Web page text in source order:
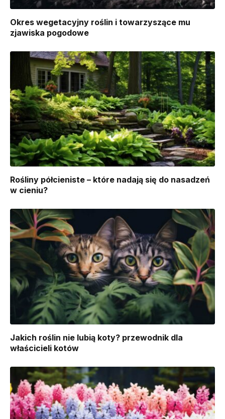
Okres wegetacyjny roślin i towarzyszące mu
zjawiska pogodowe
Rośliny półcieniste – które nadają się do nasadzeń
w cieniu?
Jakich roślin nie lubią koty? przewodnik dla
właścicieli kotów